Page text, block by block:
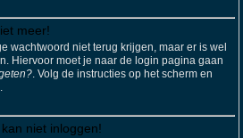
meer!
wachtwoord niet terug krijgen, maar er is wel
Hiervoor moet je naar de login pagina gaan
. Volg de instructies op het scherm en
niet inloggen!